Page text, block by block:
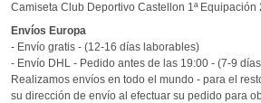
Camiseta Club Deportivo Castellon 1ª Equipación
Envíos Europa
- Envío gratis - (12-16 días laborables)
- Envío DHL - Pedido antes de las 19:00 - (7-9
Realizamos envíos en todo el mundo - para el
su dirección de envío al efectuar su pedido para